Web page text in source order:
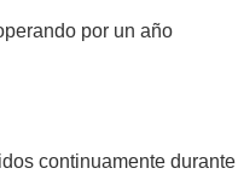
por un año
continuamente